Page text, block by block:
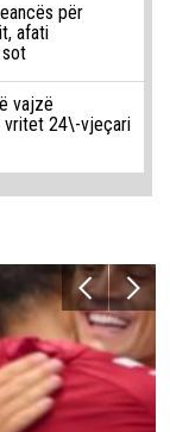
për
afati
vajzë
vritet 24\-vjeçari